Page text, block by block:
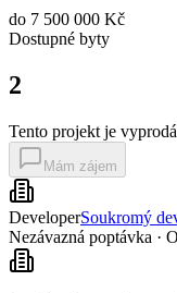
do 7 500 000 Kč
Dostupné byty
2
Tento projekt je
Mám zájem
DeveloperSoukromý
Nezávazná poptávka ·